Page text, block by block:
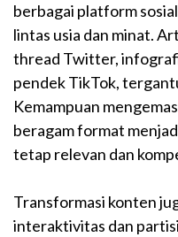
berbagai platform
lintas usia dan minat.
thread Twitter,
pendek TikTok,
Kemampuan
beragam format
tetap relevan dan
Transformasi konten
interaktivitas dan